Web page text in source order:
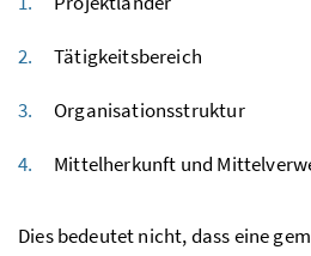
Tätigkeitsbereich
Organisationsstruktur
Mittelherkunft und
Dies bedeutet nicht, dass eine